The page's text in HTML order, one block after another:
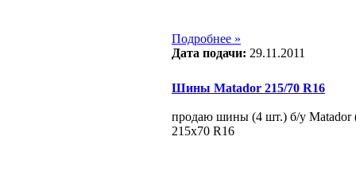
Подробнее »
Дата подачи: 29.11.2011
Шины Matador 215/70 R16
продаю шины (4 шт.) б/у Matador
215x70 R16